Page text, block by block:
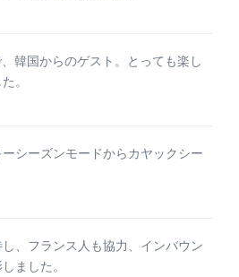
韓国からのゲスト。とっても楽し
。
シーズンモードからカヤックシー
、フランス人も協力、インバウン
ました。